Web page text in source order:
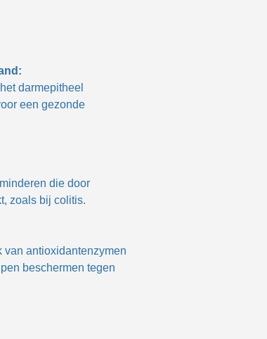
darmepitheel
een gezonde
die door
zoals bij colitis.
van antioxidantenzymen
beschermen tegen